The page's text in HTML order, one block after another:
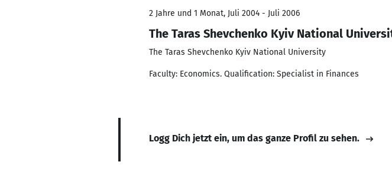
2 Jahre und 1 Monat, Juli 2004 - Juli 2006
The Taras Shevchenko Kyiv National
The Taras Shevchenko Kyiv National University
Faculty: Economics. Qualification: Specialist in Finances
Logg Dich jetzt ein, um das ganze Profil zu sehen.